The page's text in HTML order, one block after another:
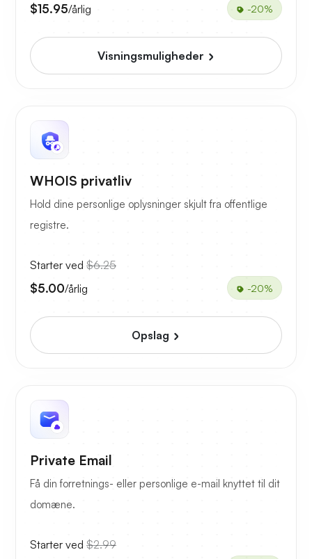
$15.95/årlig -20%
Visningsmuligheder
WHOIS privatliv
Hold dine personlige oplysninger skjult fra offentlige
registre.
Starter ved $6.25
$5.00/årlig -20%
Opslag
Private Email
Få din forretnings- eller personlige e-mail knyttet til dit
domæne.
Starter ved $2.99